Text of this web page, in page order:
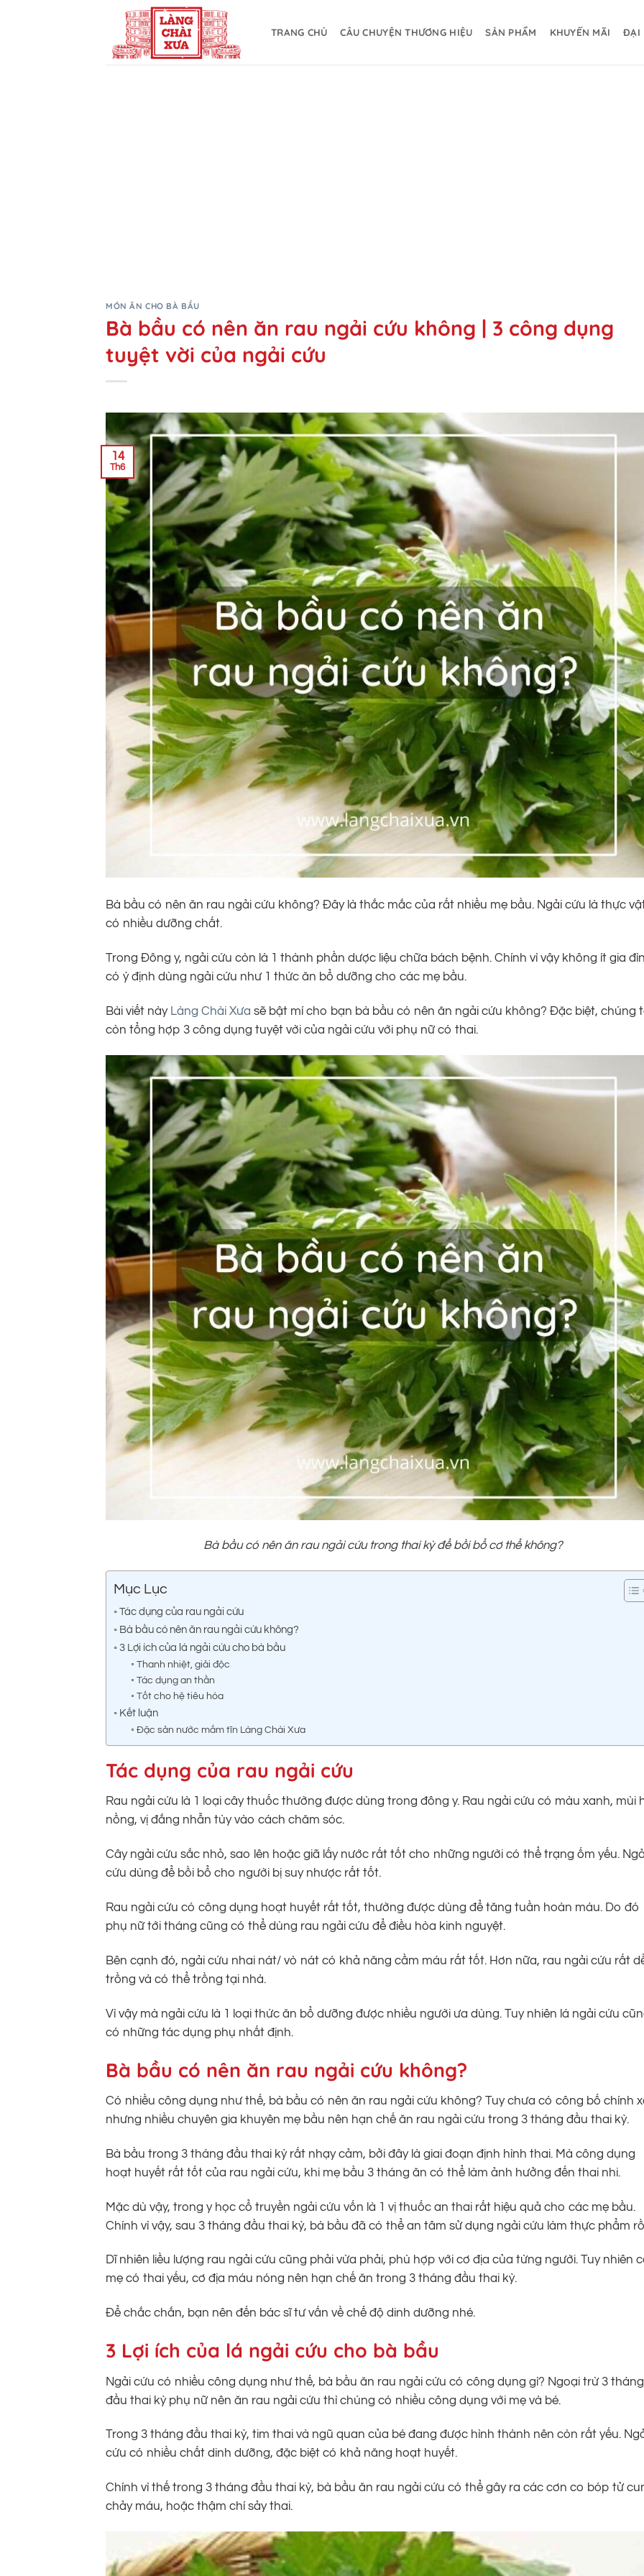
TRANG CHỦ CÂU CHUYỆN THƯƠNG HIỆU SẢN PHẨM KHUYẾN MÃI ĐẠI
MÓN ĂN CHO BÀ BẦU
Bà bầu có nên ăn rau ngải cứu không | 3 công dụng
tuyệt vời của ngải cứu
14
Th6
Bà bầu có nên ăn rau ngải cứu không? Đây là thắc mắc của rất nhiều mẹ bầu. Ngải cứu là thực
có nhiều dưỡng chất.
Trong Đông y, ngải cứu còn là 1 thành phần dược liệu chữa bách bệnh. Chính vì vậy không ít gia
có ý định dùng ngải cứu như 1 thức ăn bổ dưỡng cho các mẹ bầu.
Bài viết này Làng Chài Xưa sẽ bật mí cho bạn bà bầu có nên ăn ngải cứu không? Đặc biệt, chúng
còn tổng hợp 3 công dụng tuyệt vời của ngải cứu với phụ nữ có thai.
Bà bầu có nên ăn rau ngải cứu trong thai kỳ để bồi bổ cơ thể không?
Mục Lục
Tác dụng của rau ngải cứu
Bà bầu có nên ăn rau ngải cứu không?
3 Lợi ích của lá ngải cứu cho bà bầu
Thanh nhiệt, giải độc
Tác dụng an thần
Tốt cho hệ tiêu hóa
Kết luận
Đặc sản nước mắm tĩn Làng Chài Xưa
Tác dụng của rau ngải cứu
Rau ngải cứu là 1 loại cây thuốc thường được dùng trong đông y. Rau ngải cứu có màu xanh, mùi
nồng, vị đắng nhẫn tùy vào cách chăm sóc.
Cây ngải cứu sắc nhỏ, sao lên hoặc giã lấy nước rất tốt cho những người có thể trạng ốm yếu.
cứu dùng để bồi bổ cho người bị suy nhược rất tốt.
Rau ngải cứu có công dụng hoạt huyết rất tốt, thường được dùng để tăng tuần hoàn máu. Do đó
phụ nữ tới tháng cũng có thể dùng rau ngải cứu để điều hòa kinh nguyệt.
Bên cạnh đó, ngải cứu nhai nát/ vò nát có khả năng cầm máu rất tốt. Hơn nữa, rau ngải cứu rất
trồng và có thể trồng tại nhà.
Vì vậy mà ngải cứu là 1 loại thức ăn bổ dưỡng được nhiều người ưa dùng. Tuy nhiên lá ngải cứu
có những tác dụng phụ nhất định.
Bà bầu có nên ăn rau ngải cứu không?
Có nhiều công dụng như thế, bà bầu có nên ăn rau ngải cứu không? Tuy chưa có công bố chính
nhưng nhiều chuyên gia khuyên mẹ bầu nên hạn chế ăn rau ngải cứu trong 3 tháng đầu thai kỳ.
Bà bầu trong 3 tháng đầu thai kỳ rất nhạy cảm, bởi đây là giai đoạn định hình thai. Mà công dụng
hoạt huyết rất tốt của rau ngải cứu, khi mẹ bầu 3 tháng ăn có thể làm ảnh hưởng đến thai nhi.
Mặc dù vậy, trong y học cổ truyền ngải cứu vốn là 1 vị thuốc an thai rất hiệu quả cho các mẹ bầu.
Chính vì vậy, sau 3 tháng đầu thai kỳ, bà bầu đã có thể an tâm sử dụng ngải cứu làm thực phẩm
Dĩ nhiên liều lượng rau ngải cứu cũng phải vừa phải, phù hợp với cơ địa của từng người. Tuy nhiên
mẹ có thai yếu, cơ địa máu nóng nên hạn chế ăn trong 3 tháng đầu thai kỳ.
Để chắc chắn, bạn nên đến bác sĩ tư vấn về chế độ dinh dưỡng nhé.
3 Lợi ích của lá ngải cứu cho bà bầu
Ngải cứu có nhiều công dụng như thế, bà bầu ăn rau ngải cứu có công dụng gì? Ngoại trừ 3 tháng
đầu thai kỳ phụ nữ nên ăn rau ngải cứu thì chúng có nhiều công dụng với mẹ và bé.
Trong 3 tháng đầu thai kỳ, tim thai và ngũ quan của bé đang được hình thành nên còn rất yếu.
cứu có nhiều chất dinh dưỡng, đặc biệt có khả năng hoạt huyết.
Chính vì thế trong 3 tháng đầu thai kỳ, bà bầu ăn rau ngải cứu có thể gây ra các cơn co bóp tử
chảy máu, hoặc thậm chí sảy thai.